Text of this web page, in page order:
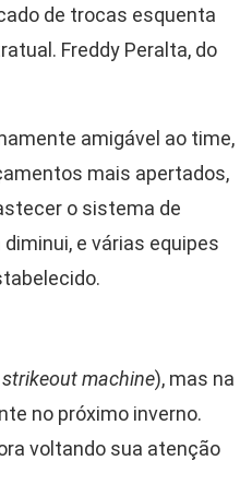
de trocas esquenta
Freddy Peralta, do
amigável ao time,
mais apertados,
o sistema de
e várias equipes
strikeout machine), mas na
no próximo inverno.
voltando sua atenção